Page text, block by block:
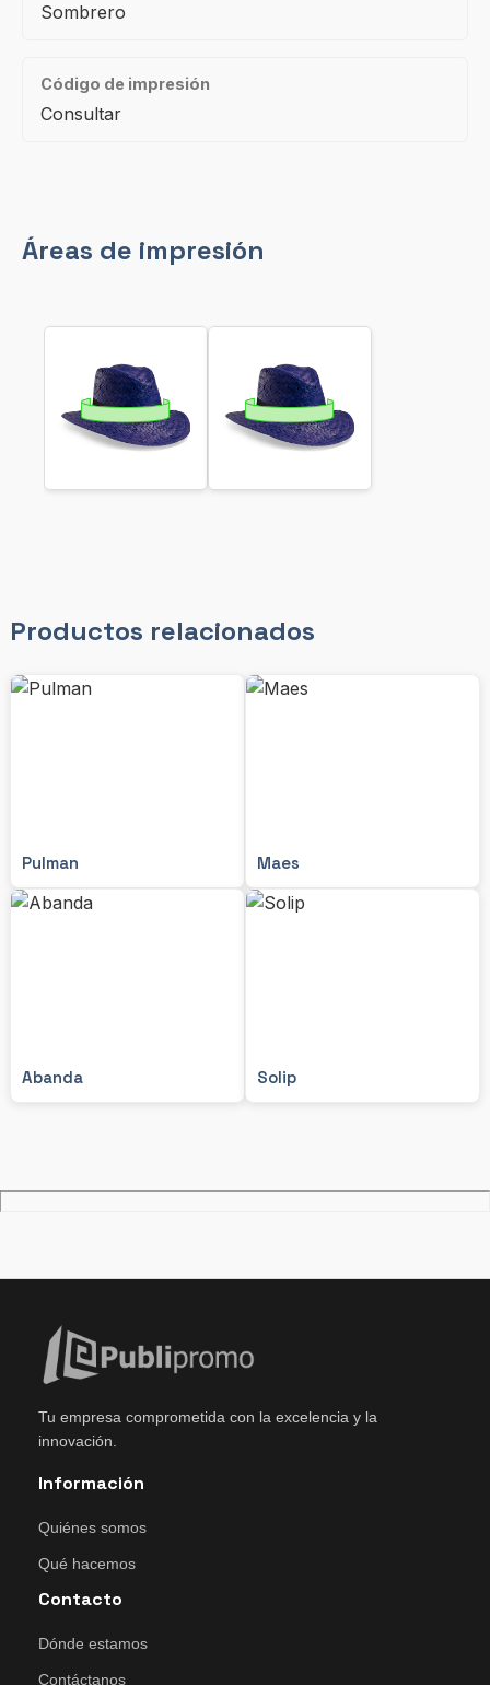
Sombrero
Código de impresión
Consultar
Áreas de impresión
Productos relacionados
Pulman Maes
Abanda Solip
Tu empresa comprometida con la excelencia y la
innovación.
Información
Quiénes somos
Qué hacemos
Contacto
Dónde estamos
Contáctanos